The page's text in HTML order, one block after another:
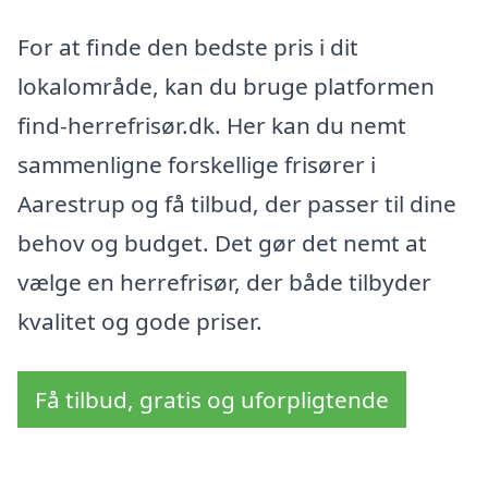
For at finde den bedste pris i dit
lokalområde, kan du bruge platformen
find-herrefrisør.dk. Her kan du nemt
sammenligne forskellige frisører i
Aarestrup og få tilbud, der passer til dine
behov og budget. Det gør det nemt at
vælge en herrefrisør, der både tilbyder
kvalitet og gode priser.
Få tilbud, gratis og uforpligtende